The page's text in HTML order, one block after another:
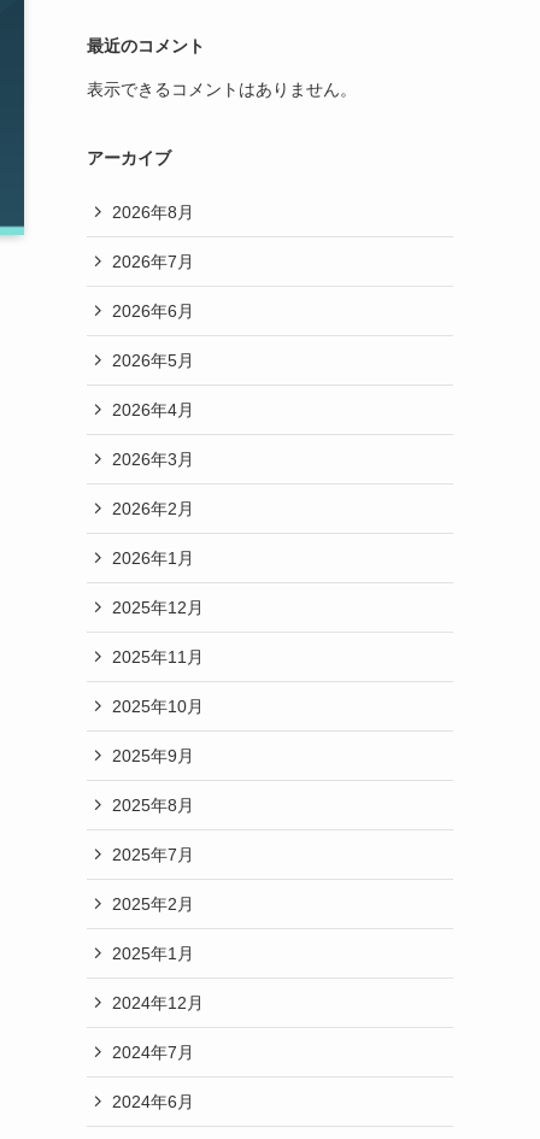
最近のコメント
表示できるコメントはありません。
アーカイブ
2026年8月
2026年7月
2026年6月
2026年5月
2026年4月
2026年3月
2026年2月
2026年1月
2025年12月
2025年11月
2025年10月
2025年9月
2025年8月
2025年7月
2025年2月
2025年1月
2024年12月
2024年7月
2024年6月